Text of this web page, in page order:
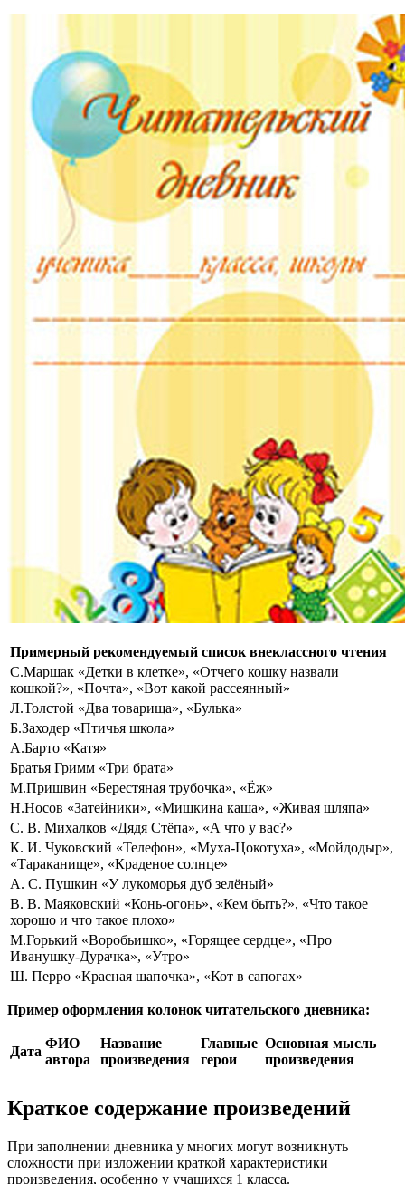
Примерный рекомендуемый список внеклассного чтения
С.Маршак «Детки в клетке», «Отчего кошку назвали
кошкой?», «Почта», «Вот какой рассеянный»
Л.Толстой «Два товарища», «Булька»
Б.Заходер «Птичья школа»
А.Барто «Катя»
Братья Гримм «Три брата»
М.Пришвин «Берестяная трубочка», «Ёж»
Н.Носов «Затейники», «Мишкина каша», «Живая шляпа»
С. В. Михалков «Дядя Стёпа», «А что у вас?»
К. И. Чуковский «Телефон», «Муха-Цокотуха», «Мойдодыр»,
«Тараканище», «Краденое солнце»
А. С. Пушкин «У лукоморья дуб зелёный»
В. В. Маяковский «Конь-огонь», «Кем быть?», «Что такое
хорошо и что такое плохо»
М.Горький «Воробьишко», «Горящее сердце», «Про
Иванушку-Дурачка», «Утро»
Ш. Перро «Красная шапочка», «Кот в сапогах»
Пример оформления колонок читательского дневника:
Дата
ФИО
автора
Название
произведения
Главные
герои
Основная мысль
произведения
Краткое содержание произведений
При заполнении дневника у многих могут возникнуть
сложности при изложении краткой характеристики
произведения, особенно у учащихся 1 класса.